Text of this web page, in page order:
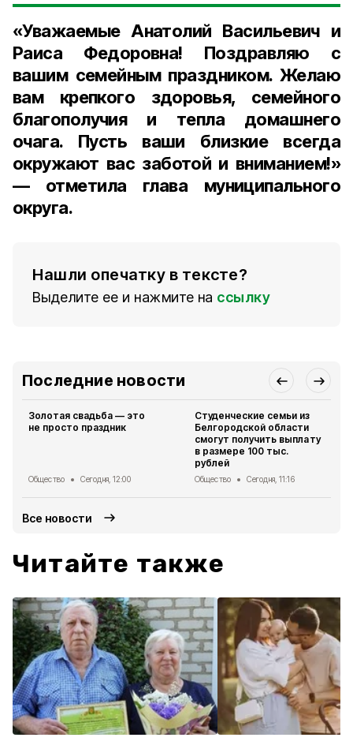
«Уважаемые Анатолий Васильевич и
Раиса Федоровна! Поздравляю с
вашим семейным праздником. Желаю
вам крепкого здоровья, семейного
благополучия и тепла домашнего
очага. Пусть ваши близкие всегда
окружают вас заботой и вниманием!»
— отметила глава муниципального
округа.
Нашли опечатку в тексте?
Выделите ее и нажмите на ссылку
Последние новости
Золотая свадьба — это
не просто праздник
Общество Сегодня, 12:00
Студенческие семьи из
Белгородской области
смогут получить выплату
в размере 100 тыс.
рублей
Общество Сегодня, 11:16
Все новости
Читайте также